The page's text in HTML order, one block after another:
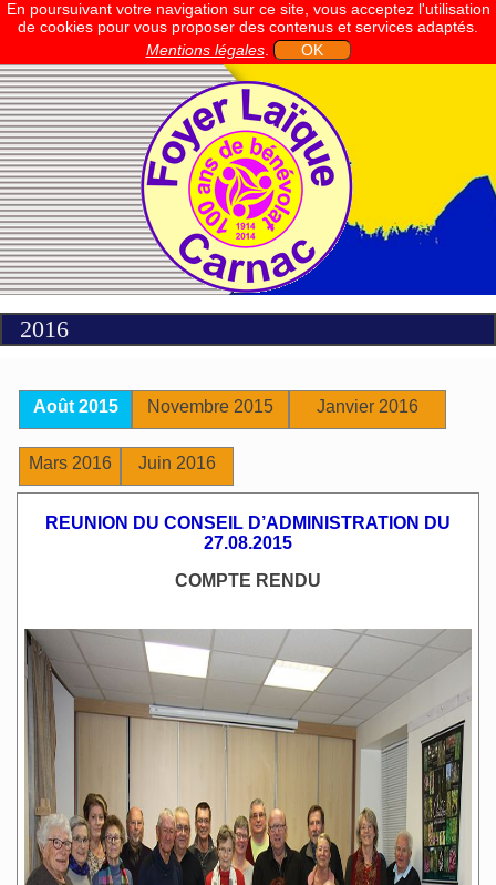
En poursuivant votre navigation sur ce site, vous acceptez l'utilisation
de cookies pour vous proposer des contenus et services adaptés.
Mentions légales. OK
2016
Août 2015 Novembre 2015 Janvier 2016
Mars 2016 Juin 2016
REUNION DU CONSEIL D’ADMINISTRATION DU
27.08.2015
COMPTE RENDU